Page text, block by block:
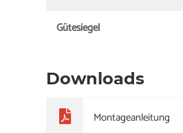
Gütesiegel
Downloads
Montageanleitung